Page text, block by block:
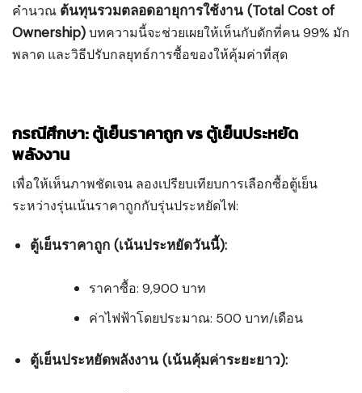
คำนวณ ต้นทุนรวมตลอดอายุการใช้งาน (Total Cost of
Ownership)บทความนี้จะช่วยเผยให้เห็นกับดักที่คน 99% มัก
พลาด และวิธีปรับกลยุทธ์การซื้อของให้คุ้มค่าที่สุด
กรณีศึกษา: ตู้เย็นราคาถูก vs ตู้เย็นประหยัด
พลังงาน
เพื่อให้เห็นภาพชัดเจน ลองเปรียบเทียบการเลือกซื้อตู้เย็น
ระหว่างรุ่นเน้นราคาถูกกับรุ่นประหยัดไฟ:
ตู้เย็นราคาถูก (เน้นประหยัดวันนี้):
ราคาซื้อ: 9,900 บาท
ค่าไฟฟ้าโดยประมาณ: 500 บาท/เดือน
ตู้เย็นประหยัดพลังงาน (เน้นคุ้มค่าระยะยาว):